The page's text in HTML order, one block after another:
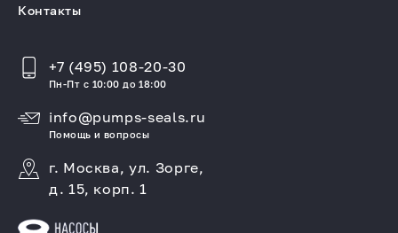
Контакты
+7 (495) 108-20-30
Пн-Пт с 10:00 до 18:00
info@pumps-seals.ru
Помощь и вопросы
г. Москва, ул. Зорге,
д. 15, корп. 1